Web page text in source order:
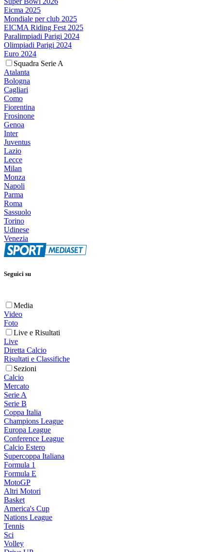
Eicma 2025
Mondiale per club 2025
EICMA Riding Fest 2025
Paralimpiadi Parigi 2024
Olimpiadi Parigi 2024
Euro 2024
Squadra Serie A
Atalanta
Bologna
Cagliari
Como
Fiorentina
Frosinone
Genoa
Inter
Juventus
Lazio
Lecce
Milan
Monza
Napoli
Parma
Roma
Sassuolo
Torino
Udinese
Venezia
Seguici su
Media
Video
Foto
Live e Risultati
Live
Diretta Calcio
Risultati e Classifiche
Sezioni
Calcio
Mercato
Serie A
Serie B
Coppa Italia
Champions League
Europa League
Conference League
Calcio Estero
Supercoppa Italiana
Formula 1
Formula E
MotoGP
Altri Motori
Basket
America's Cup
Nations League
Tennis
Sci
Volley